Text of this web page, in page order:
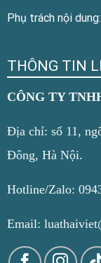
Phụ trách nội
THÔNG TIN
CÔNG TY
Địa chỉ: số 11,
Đông, Hà Nội.
Hotline/Zalo:
Email: